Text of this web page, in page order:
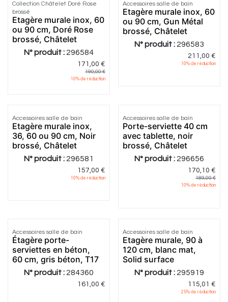
Collection Châtelet Doré Rose
brossé
Etagère murale inox, 60
ou 90 cm, Doré Rose
brossé, Châtelet
N° produit : 296584
171,00 €
190,00€
10% de réduction
Accessoires salle de bain
Etagère murale inox, 60
ou 90 cm, Gun Métal
brossé, Châtelet
N° produit : 296583
211,00 €
10% de réduction
Accessoires salle de bain
Etagère murale inox,
36, 60 ou 90 cm, Noir
brossé, Châtelet
N° produit : 296581
157,00 €
10% de réduction
Accessoires salle de bain
Porte-serviette 40 cm
avec tablette, noir
brossé, Châtelet
N° produit : 296656
170,10 €
189,00€
10% de réduction
Accessoires salle de bain
Étagère porte-
serviettes en béton,
60 cm, gris béton, T17
N° produit : 284360
161,00 €
Accessoires salle de bain
Etagère murale, 90 à
120 cm, blanc mat,
Solid surface
N° produit : 295919
115,01 €
25% de réduction